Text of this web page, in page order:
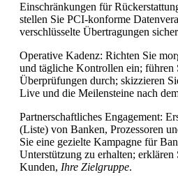
Einschränkungen für
stellen Sie PCI-konforme
verschlüsselte Übertragungen
Operative Kadenz: Richten Sie
und tägliche Kontrollen ein; führen
Überprüfungen durch; skizzieren
Live und die Meilensteine nach
Partnerschaftliches Engagement:
(Liste) von Banken, Prozessoren
Sie eine gezielte Kampagne für
Unterstützung zu erhalten;
Kunden, Ihre Zielgruppe.